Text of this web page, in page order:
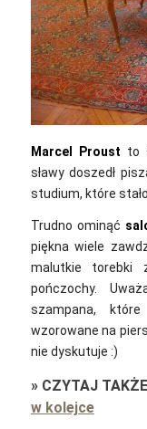
Marcel Proust to
sławy doszedł
studium, które
Trudno ominąć
piękna wiele
malutkie torebki
pończochy.
szampana,
wzorowane na
nie dyskutuje :)
» CZYTAJ TAKŻE
w kolejce